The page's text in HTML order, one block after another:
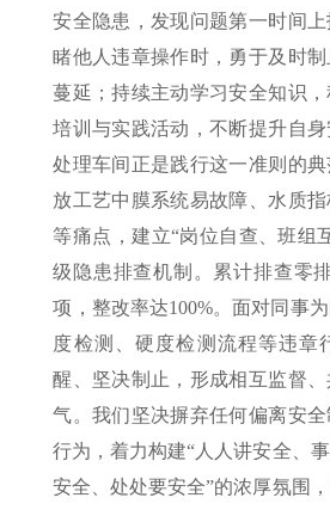
安全隐患，发现问题第一时间
睹他人违章操作时，勇于及时
蔓延；持续主动学习安全知识
培训与实践活动，不断提升自
处理车间正是践行这一准则的
放工艺中膜系统易故障、水质
等痛点，建立“岗位自查、班组
级隐患排查机制。累计排查零
项，整改率达100%。面对同事
度检测、硬度检测流程等违章
醒、坚决制止，形成相互监督
气。我们坚决摒弃任何偏离安
行为，着力构建“人人讲安全、
安全、处处要安全”的浓厚氛围